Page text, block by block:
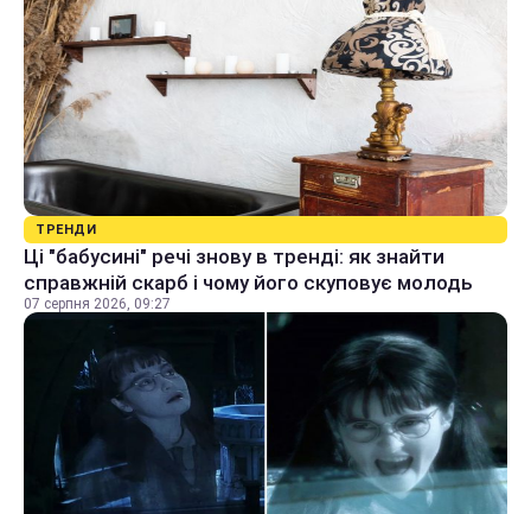
ТРЕНДИ
Ці "бабусині" речі знову в тренді: як знайти
справжній скарб і чому його скуповує молодь
07 серпня 2026, 09:27